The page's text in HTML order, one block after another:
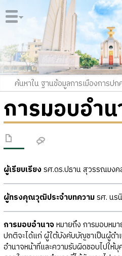
การมอบอำน
ผู้เรียบเรียงรศ.ดร.ปธาน สุวรรณมงค
ผู้ทรงคุณวุฒิประจำบทความรศ. นร
การมอบอำนาจหมายถึง การมอบหม
ปกติจะได้แก่ ผู้ใต้บังคับบัญชาเป็นผู้ดำ
อำนาจหน้าที่และความรับผิดชอบไปให้